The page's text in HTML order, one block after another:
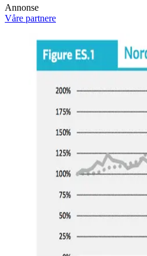
Annonse
Våre partnere